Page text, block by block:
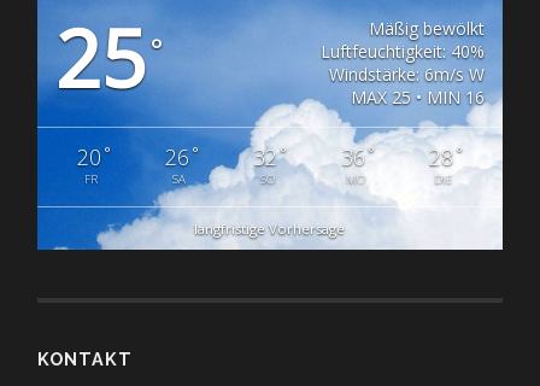
25°
Mäßig bewölkt
Luftfeuchtigkeit: 40%
Windstärke: 6m/s W
MAX 25 • MIN 16
20°
FR
26°
SA
32°
SO
36°
MO
28°
DIE
langfristige Vorhersage
KONTAKT